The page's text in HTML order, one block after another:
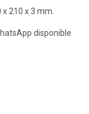
210 x 3 mm.
disponible